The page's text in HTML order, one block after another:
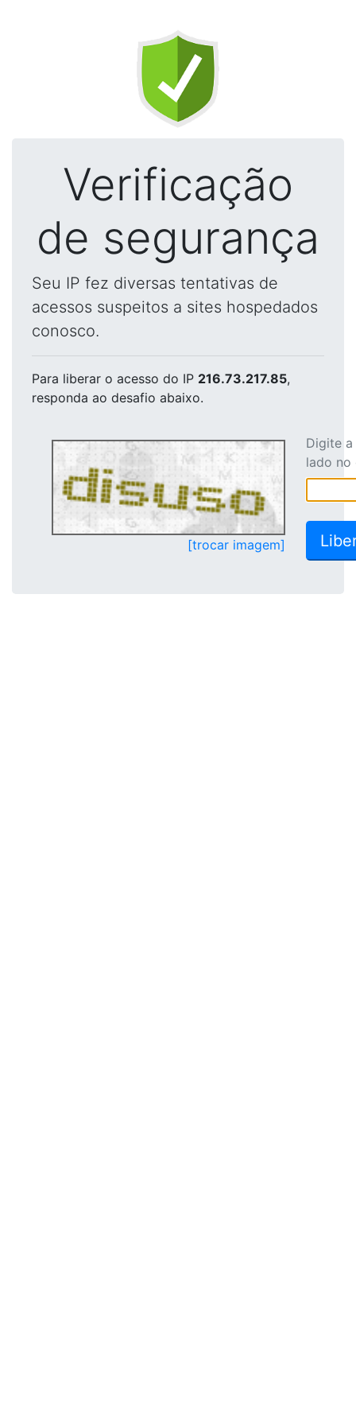
Verificação
de segurança
Seu IP fez diversas tentativas de
acessos suspeitos a sites hospedados
conosco.
Para liberar o acesso do IP 216.73.217.85,
responda ao desafio abaixo.
[trocar imagem]
Digite
lado no